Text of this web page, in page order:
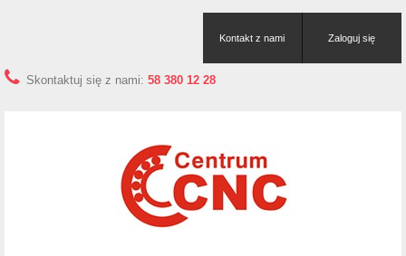
Zaloguj się
Kontakt z nami
Skontaktuj się z nami: 58 380 12 28